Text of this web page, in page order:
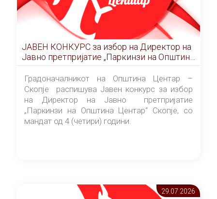
ЈАВЕН КОНКУРС за избор на Директор на
Јавно претпријатие „Паркинзи на Општина
Центар“ – Скопје
Градоначалникот на Општина Центар –
Скопје распишува Јавен конкурс за избор
на Директор на Јавно претпријатие
„Паркинзи на Општина Центар“ Скопје, со
мандат од 4 (четири) години.
29.07 2026